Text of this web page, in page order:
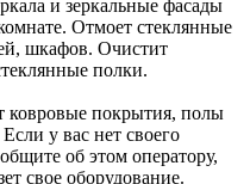
и зеркальные фасады
Отмоет стеклянные
шкафов. Очистит
полки.
ковровые покрытия, полы
у вас нет своего
об этом оператору,
свое оборудование.